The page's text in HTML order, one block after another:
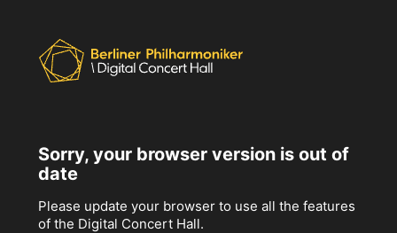
Sorry, your browser version is out of
date
Please update your browser to use all the features
of the Digital Concert Hall.